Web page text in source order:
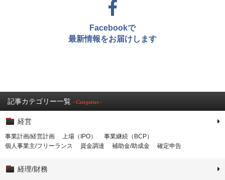
Facebookで
最新情報をお届けします
記事カテゴリー一覧 - Categories -
経営
事業計画/経営計画 上場（IPO）
事業継続（BCP）
個人事業主/フリーランス
資金調達 補助金/助成金 確定申告
経理/財務